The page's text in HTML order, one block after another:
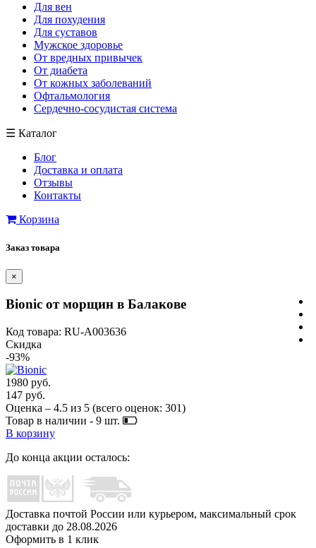
Для вен
Для похудения
Для суставов
Мужское здоровье
От вредных привычек
От диабета
От кожных заболеваний
Офтальмология
Сердечно-сосудистая система
☰ Каталог
Блог
Доставка и оплата
Отзывы
Контакты
Корзина
Заказ товара
×
Bionic от морщин в Балакове
Код товара: RU-A003636
Скидка
-93%
1980 руб.
147 руб.
Оценка – 4.5 из 5 (всего оценок: 301)
Товар в наличии - 9 шт.
В корзину
До конца акции осталось:
Доставка почтой России или курьером, максимальный срок
доставки до 28.08.2026
Оформить в 1 клик